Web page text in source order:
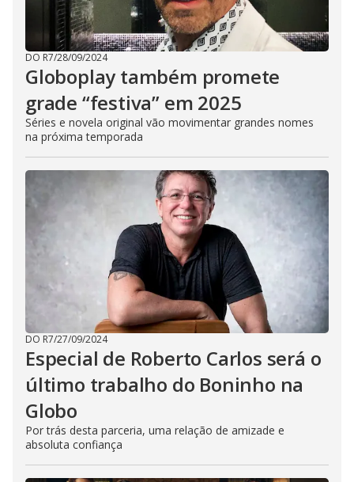
DO R7/28/09/2024
Globoplay também promete
grade “festiva” em 2025
Séries e novela original vão movimentar grandes nomes
na próxima temporada
DO R7/27/09/2024
Especial de Roberto Carlos será o
último trabalho do Boninho na
Globo
Por trás desta parceria, uma relação de amizade e
absoluta confiança